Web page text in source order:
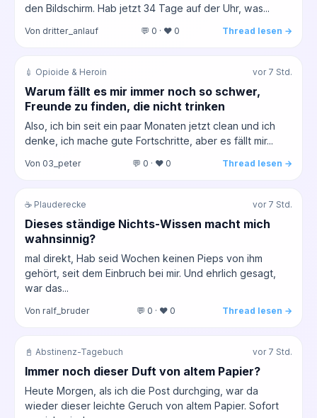
den Bildschirm. Hab jetzt 34 Tage auf der Uhr, was...
Von dritter_anlauf 💬 0 · ❤️ 0 Thread lesen →
💉 Opioide & Heroin vor 7 Std.
Warum fällt es mir immer noch so schwer,
Freunde zu finden, die nicht trinken
Also, ich bin seit ein paar Monaten jetzt clean und ich
denke, ich mache gute Fortschritte, aber es fällt mir...
Von 03_peter 💬 0 · ❤️ 0 Thread lesen →
☕ Plauderecke vor 7 Std.
Dieses ständige Nichts-Wissen macht mich
wahnsinnig?
mal direkt, Hab seid Wochen keinen Pieps von ihm
gehört, seit dem Einbruch bei mir. Und ehrlich gesagt,
war das...
Von ralf_bruder 💬 0 · ❤️ 0 Thread lesen →
📓 Abstinenz-Tagebuch vor 7 Std.
Immer noch dieser Duft von altem Papier?
Heute Morgen, als ich die Post durchging, war da
wieder dieser leichte Geruch von altem Papier. Sofort